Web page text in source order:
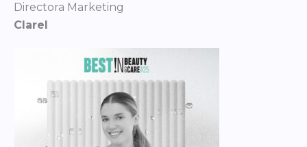
Directora Marketing
Clarel